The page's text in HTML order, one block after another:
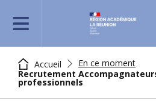
REJOIGNEZ-NOUS
Accueil
En ce moment
Recrutement
professionnels